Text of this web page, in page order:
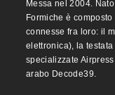
Messa nel 2004.
Formiche è
connesse fra loro: il
elettronica), la
specializzate
arabo Decode39.